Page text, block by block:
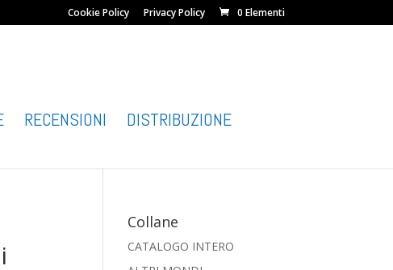
Cookie Policy Privacy Policy 0 Elementi
RECENSIONI
DISTRIBUZIONE
Collane
CATALOGO INTERO